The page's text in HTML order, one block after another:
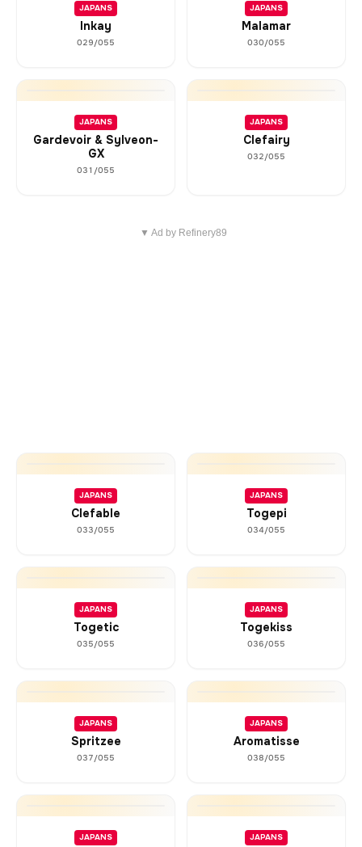
JAPANS
Inkay
029/055
JAPANS
Malamar
030/055
JAPANS
Gardevoir & Sylveon-
GX
031/055
JAPANS
Clefairy
032/055
▼ Ad by Refinery89
JAPANS
Clefable
033/055
JAPANS
Togepi
034/055
JAPANS
Togetic
035/055
JAPANS
Togekiss
036/055
JAPANS
Spritzee
037/055
JAPANS
Aromatisse
038/055
JAPANS JAPANS